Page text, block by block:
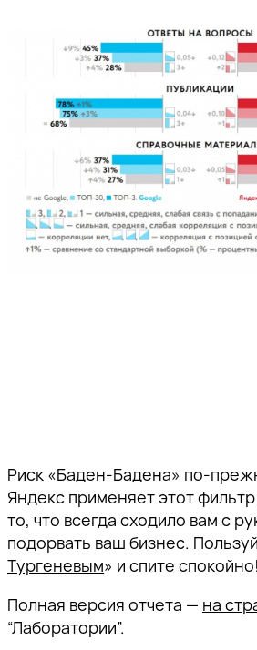
Риск «Баден-Бадена» по-
Яндекс применяет этот
то, что всегда сходило вам с
подорвать ваш бизнес.
Тургеневым» и спите спокойно!
Полная версия отчета — на
“Лаборатории”.